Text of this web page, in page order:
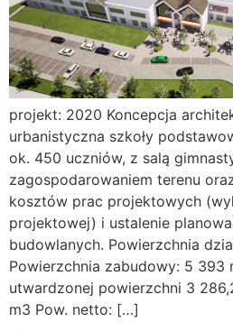
projekt: 2020 Koncepcja
urbanistyczna szkoły
ok. 450 uczniów, z salą
zagospodarowaniem terenu
kosztów prac projektowych
projektowej) i ustalenie
budowlanych. Powierzchnia
Powierzchnia zabudowy: 5 393
utwardzonej powierzchni 3
m3 Pow. netto: […]